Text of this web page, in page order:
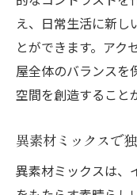
え、日常生活に新し
とができます。アク
屋全体のバランスを
空間を創造すること
異素材ミックスで
異素材ミックスは、